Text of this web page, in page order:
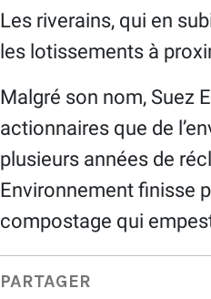
Les riverains, qui en
les lotissements à
Malgré son nom, Suez
actionnaires que de
plusieurs années de
Environnement finisse
compostage qui
PARTAGER